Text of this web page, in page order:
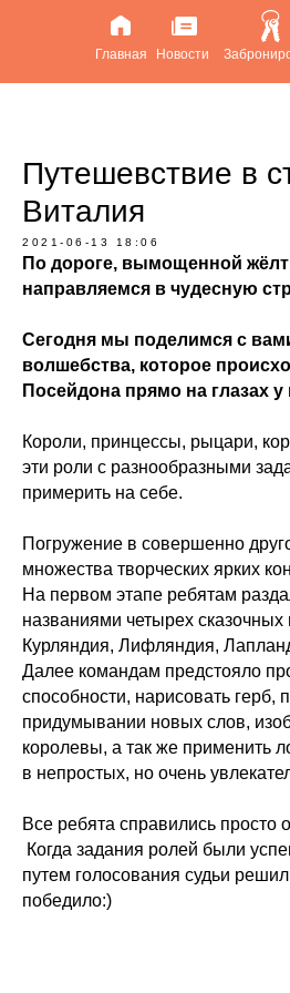
Главная Новости
Путешевствие в
Виталия
2021-06-13 18:06
По дороге, вымощенной
направляемся в чудесную
Сегодня мы поделимся с
волшебства, которое
Посейдона прямо на глазах
Короли, принцессы, рыцари,
эти роли с разнообразными
примерить на себе.
Погружение в совершенно
множества творческих ярких
На первом этапе ребятам
названиями четырех сказочных
Курляндия, Лифляндия,
Далее командам предстояло
способности, нарисовать герб,
придумывании новых слов,
королевы, а так же применить
в непростых, но очень
Все ребята справились просто
Когда задания ролей были
путем голосования судьи
победило:)